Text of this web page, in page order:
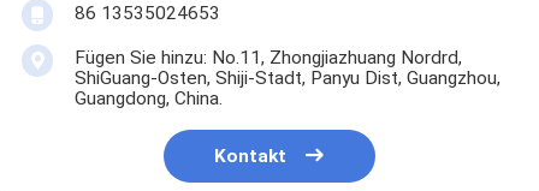
86 13535024653
Fügen Sie hinzu: No.11, Zhongjiazhuang Nordrd,
ShiGuang-Osten, Shiji-Stadt, Panyu Dist, Guangzhou,
Guangdong, China.
Kontakt